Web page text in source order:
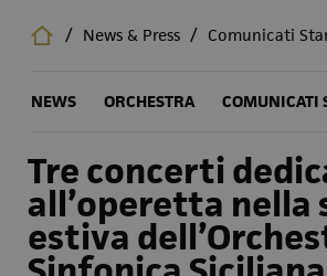
/ News & Press / Comunicati
NEWS ORCHESTRA COMUNICATI
Tre concerti
all’operetta nella
estiva